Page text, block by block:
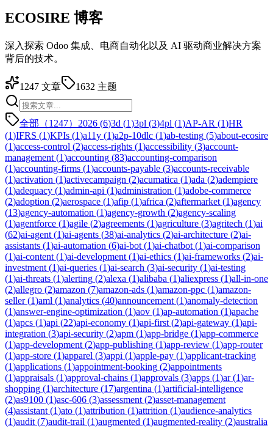
ECOSIRE 博客
深入探索 Odoo 集成、电商自动化以及 AI 驱动商业解决方案
背后的技术。
1247 文章 1632 主题
全部（1247） 2026 (6)3d (1)3pl (3)4pl (1)AP-AR (1)HR
(1)IFRS (1)KPIs (1)a11y (1)a2p-10dlc (1)ab-testing (5)about-ecosire
(1)access-control (2)access-rights (1)accessibility (3)account-
management (1)accounting (83)accounting-comparison
(1)accounting-firms (1)accounts-payable (3)accounts-receivable
(1)activation (1)activecampaign (2)acumatica (1)ada (2)adempiere
(1)adequacy (1)admin-api (1)administration (1)adobe-commerce
(2)adoption (2)aerospace (1)afip (1)africa (2)aftermarket (1)agency
(13)agency-automation (1)agency-growth (2)agency-scaling
(1)agentforce (1)agile (2)agreements (1)agriculture (3)agritech (1)ai
(62)ai-agent (1)ai-agents (38)ai-analytics (2)ai-architecture (2)ai-
assistants (1)ai-automation (6)ai-bot (1)ai-chatbot (1)ai-comparison
(1)ai-content (1)ai-development (1)ai-ethics (1)ai-frameworks (2)ai-
investment (1)ai-queries (1)ai-search (3)ai-security (1)ai-testing
(1)ai-threats (1)alerting (2)alexa (1)alibaba (1)aliexpress (1)all-in-one
(2)allegro (2)amazon (7)amazon-ads (1)amazon-ppc (1)amazon-
seller(1)aml (1)analytics (40)announcement (1)anomaly-detection
(1)answer-engine-optimization (1)aov (1)ap-automation (1)apache
(1)apcs (1)api (22)api-economy (1)api-first (2)api-gateway (1)api-
integration (3)api-security (2)apm (1)app-bridge (1)app-commerce
(1)app-development (2)app-publishing (1)app-review (1)app-router
(1)app-store (1)apparel (3)appi (1)apple-pay (1)applicant-tracking
(1)applications (1)appointment-booking (2)appointments
(1)appraisals (1)approval-chains (1)approvals (3)apps (1)ar(1)ar-
shopping (1)architecture (17)argentina (1)artificial-intelligence
(2)as9100 (1)asc-606 (3)assessment (2)asset-management
(4)assistant (1)ato (1)attribution (1)attrition (1)audience-analytics
(1)audit (7)audit-trail (1)augmented (1)augmented-reality (2)australia